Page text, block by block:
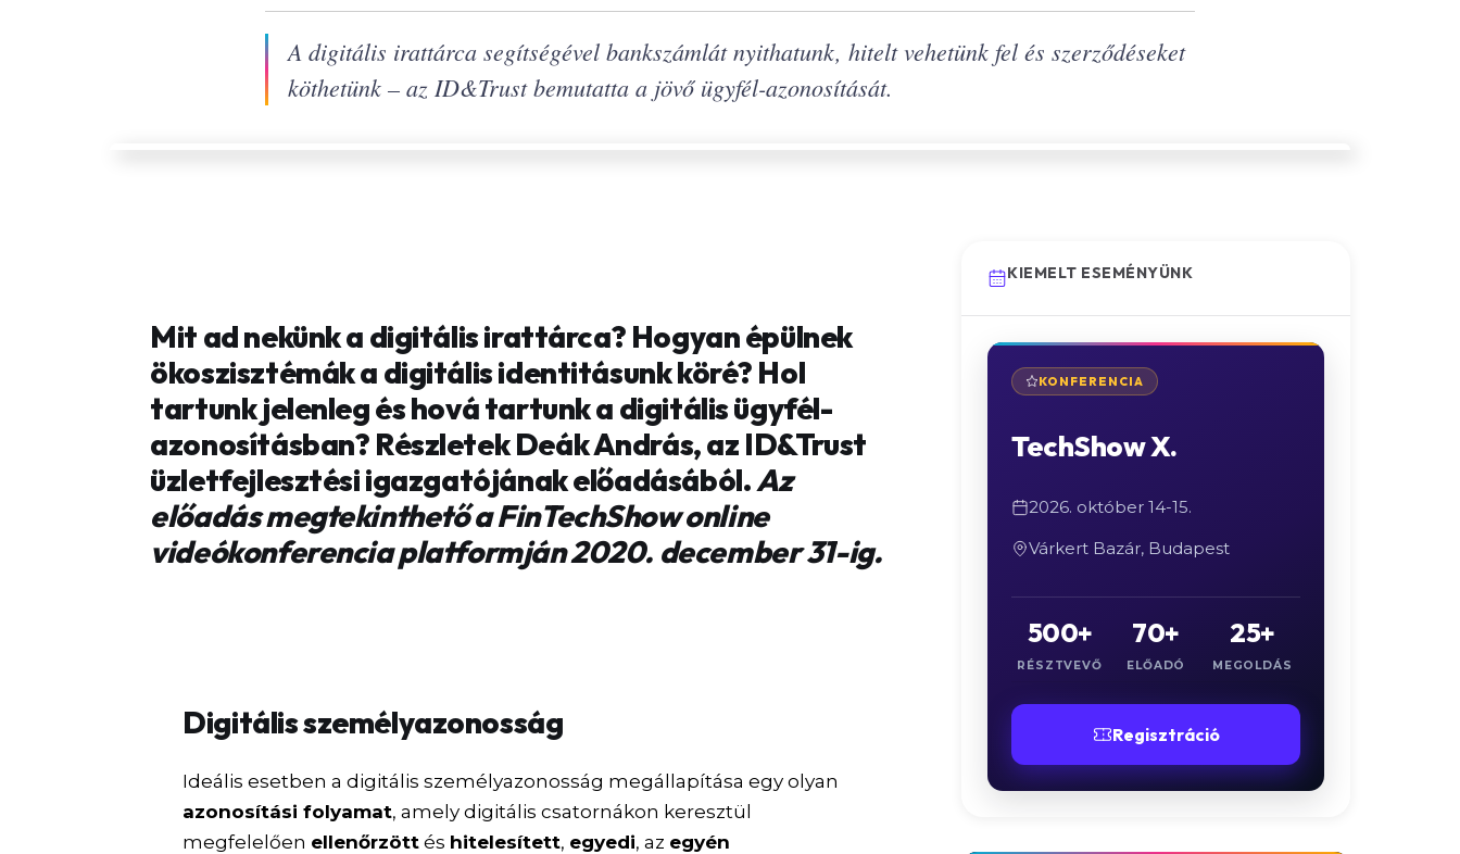
A digitális irattárca segítségével bankszámlát nyithatunk, hitelt vehetünk fel és szerződéseket
köthetünk – az ID&Trust bemutatta a jövő ügyfél-azonosítását.
Mit ad nekünk a digitális irattárca? Hogyan épülnek
ökoszisztémák a digitális identitásunk köré? Hol
tartunk jelenleg és hová tartunk a digitális ügyfél-
azonosításban? Részletek Deák András, az ID&Trust
üzletfejlesztési igazgatójának előadásából.Az
előadás megtekinthető a FinTechShow online
videókonferencia platformján 2020. december 31-ig.
Digitális személyazonosság
Ideális esetben a digitális személyazonosság megállapítása egy olyan
azonosítási folyamat, amely digitális csatornákon keresztül
megfelelően ellenőrzött és hitelesített, egyedi, az egyén
KIEMELT ESEMÉNYÜNK
KONFERENCIA
TechShow X.
2026. október 14-15.
Várkert Bazár, Budapest
500+
RÉSZTVEVŐ
70+
ELŐADÓ
25+
MEGOLDÁS
Regisztráció